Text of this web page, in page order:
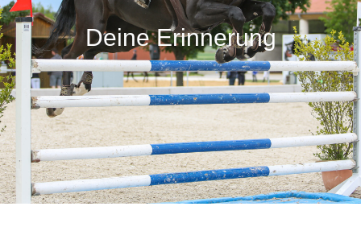
Deine Erinnerung